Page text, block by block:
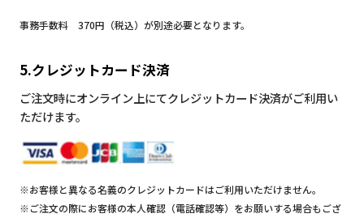
事務手数料 370円（税込）が別途必要となります。
5.クレジットカード決済
ご注文時にオンライン上にてクレジットカード決済がご利用い
ただけます。
※お客様と異なる名義のクレジットカードはご利用いただけません。
※ご注文の際にお客様の本人確認（電話確認等）をお願いする場合もござ